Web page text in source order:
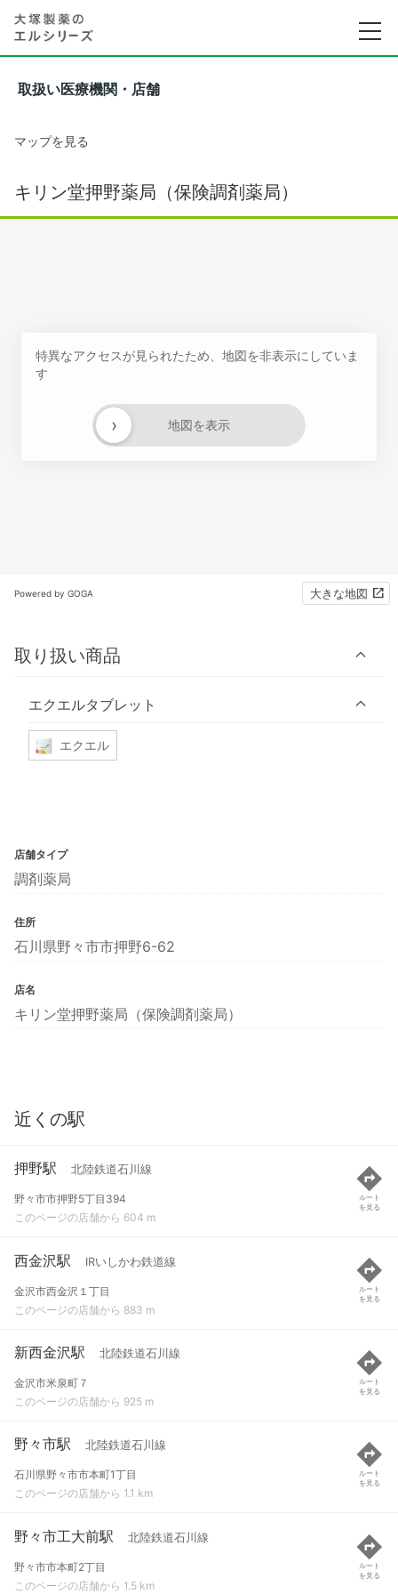
取扱い医療機関・店舗
マップを見る
キリン堂押野薬局（保険調剤薬局）
特異なアクセスが見られたため、地図を非表示にしていま
す
地図を表示
›
Powered by GOGA 大きな地図
取り扱い商品
エクエルタブレット
エクエル
店舗タイプ
調剤薬局
住所
石川県野々市市押野6-62
店名
キリン堂押野薬局（保険調剤薬局）
近くの駅
押野駅 北陸鉄道石川線
野々市市押野5丁目394
このページの店舗から 604 m
ルート
を見る
西金沢駅 IRいしかわ鉄道線
金沢市西金沢１丁目
このページの店舗から 883 m
ルート
を見る
新西金沢駅 北陸鉄道石川線
金沢市米泉町７
このページの店舗から 925 m
ルート
を見る
野々市駅 北陸鉄道石川線
石川県野々市市本町1丁目
このページの店舗から 1.1 km
ルート
を見る
野々市工大前駅 北陸鉄道石川線
野々市市本町2丁目
このページの店舗から 1.5 km
ルート
を見る